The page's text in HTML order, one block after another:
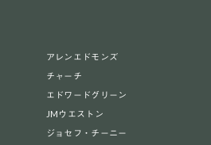
アレンエドモンズ
チャーチ
エドワードグリーン
JMウエストン
ジョセフ・チーニー